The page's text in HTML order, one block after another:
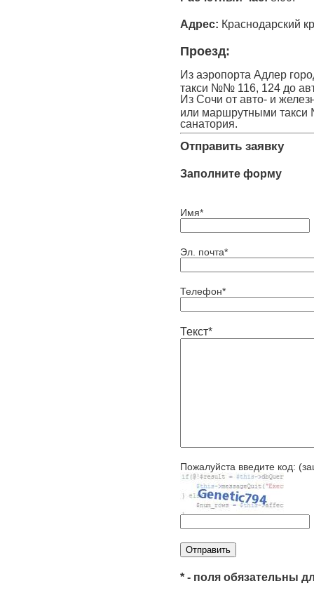
Адрес: Краснодарский
Проезд:
Из аэропорта Адлер
такси №№ 116, 124 до
Из Сочи от авто- и
или маршрутными
санатория.
Отправить заявку
Заполните форму
Имя*
Эл. почта*
Телефон*
Текст*
Пожалуйста введите код:
* - поля обязательны